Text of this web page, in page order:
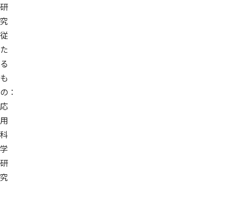
研
究
従
た
る
も
の：
応
用
科
学
研
究